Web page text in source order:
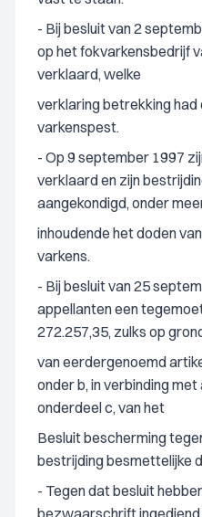
- Bij besluit van 2
op het fokvarkensbedrijf
verklaard, welke
verklaring betrekking had
varkenspest.
- Op 9 september 1997
verklaard en zijn
aangekondigd, onder
inhoudende het doden
varkens.
- Bij besluit van 25
appellanten een
272.257,35, zulks op
van eerdergenoemd
onder b, in verbinding
onderdeel c, van het
Besluit bescherming
bestrijding besmettelijke
- Tegen dat besluit
bezwaarschrift ingediend.